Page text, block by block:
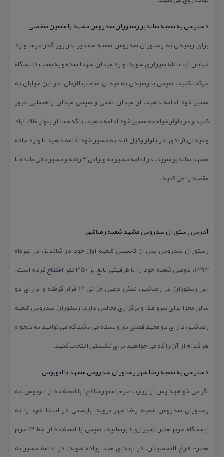
دسترسی به شعبه شاندیز رستوران سدروس مشهد با ماشین شخصی
برای رسیدن به رستوران سدروس شعبه شاندیز، در زیر گذر حرم، وارد
خیابان آیت الله شیرازی شوید. وارد میدان شهدا شده و به سمت دانشگاه
حركت كنید. سپس با رسیدن به میدان صاحب الزمان، در این خیابان به
مسیر خود ادامه دهید. از میدان تختی و سپس میدان راهنمایی عبور
كنید و در بلوار خیام به مسیر خود ادامه دهید. با گذشت از بلوار ملك آباد
و میدان آزادی، در بلوار وكیل آباد به مسیر خود ادامه دهید تا وارد جاده
مشهد شاندیز شوید. در ادامه مسیر به ویرانی 3 رفته و مسیر باقی مانده تا
مقصد را طی كنید.
آدرس رستوران سدروس مشهد شعبه رضاشهر
رستوران سدروس پس از تاسیس شعبه اول خود در شاندیز، در تیرماه
1393، دومین شعبه خود را با ظرفیتی بالغ بر 350 نفر افتتاح كرده است.
این رستوران در رضاشهر، نبش دعبل خزائی 12 قرار گرفته و دارای دو
سالن مجزا برای سرو غذا و برگزاری مجالس دارد. رستوران سدروس شعبه
رضاشهر، دارای دو محیط فضای باز و بسته می باشد كه می توانید به دلخواه
هر كدام از آن را كه می خواهید برای نشستن انتخاب كنید.
دسترسی به شعبه رضا شهر رستوران سدروس مشهد با اتوبوس
اگر می خواهید پس از زیارت حرم امام رضا (ع) با استفاده از اتوبوس، به
رستوران سدروس شعبه رضا شهر بروید، بایستی در ابتدا خود را به
ایستگاه حرم مطهر (شیرازی) برسانید. سپس با استفاده از خط 12 حرم
مطهر- فارغ التحصیلان، در ابتدای مجد پیاده شوید. در ادامه مسیر به